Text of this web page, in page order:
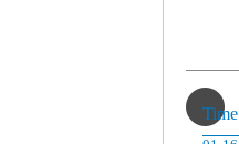
Time